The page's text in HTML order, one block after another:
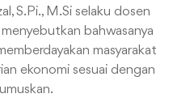
S.Pi., M.Si selaku dosen
bahwasanya
masyarakat
ekonomi sesuai dengan